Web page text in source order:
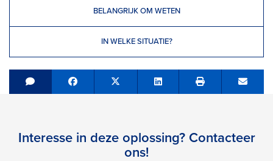
BELANGRIJK OM WETEN
IN WELKE SITUATIE?
Share on Facebook
Tweet Share on LinkedIn Send
Interesse in deze oplossing? Contacteer
ons!